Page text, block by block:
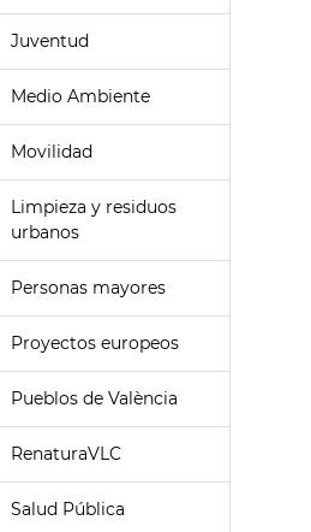
Juventud
Medio Ambiente
Movilidad
Limpieza y residuos
urbanos
Personas mayores
Proyectos europeos
Pueblos de València
RenaturaVLC
Salud Pública